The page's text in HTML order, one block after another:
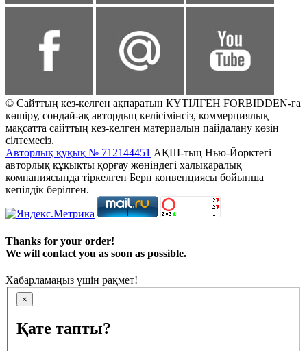
© Сайттың кез-келген ақпаратын КҮТІЛГЕН FORBIDDEN-ға
көшіру, сондай-ақ автордың келісімінсіз, коммерциялық
мақсатта сайттың кез-келген материалын пайдалану көзін
сілтемесіз.
Авторлық құқық № 712144451 АҚШ-тың Нью-Йорктегі
авторлық құқықты қорғау жөніндегі халықаралық
компаниясында тіркелген Берн конвенциясы бойынша
кепілдік берілген.
Thanks for your order!
We will contact you as soon as possible.
Хабарламаңыз үшін рақмет!
×
Қате тапты?